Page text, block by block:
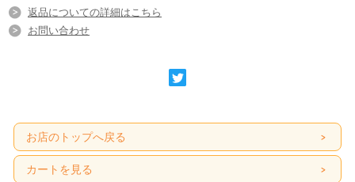
返品についての詳細はこちら
お問い合わせ
お店のトップへ戻る
カートを見る